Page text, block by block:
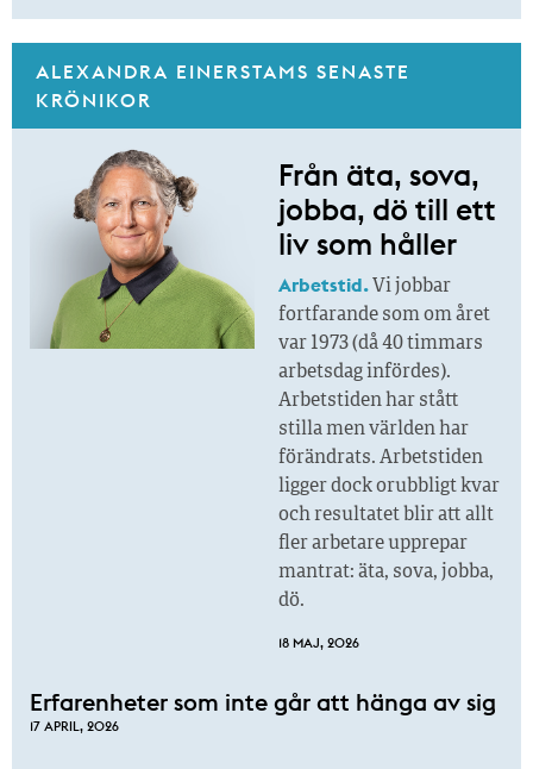
ALEXANDRA EINERSTAMS SENASTE
KRÖNIKOR
Från äta, sova,
jobba, dö till ett
liv som håller
Arbetstid. Vi jobbar
fortfarande som om året
var 1973 (då 40 timmars
arbetsdag infördes).
Arbetstiden har stått
stilla men världen har
förändrats. Arbetstiden
ligger dock orubbligt kvar
och resultatet blir att allt
fler arbetare upprepar
mantrat: äta, sova, jobba,
dö.
18 MAJ, 2026
Erfarenheter som inte går att hänga av sig
17 APRIL, 2026